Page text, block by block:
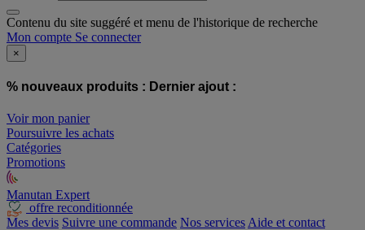
Contenu du site suggéré et menu de l'historique de recherche
Mon compte Se connecter
×
% nouveaux produits : Dernier ajout :
Voir mon panier
Poursuivre les achats
Catégories
Promotions
Manutan Expert
offre reconditionnée
Mes devis Suivre une commande Nos services Aide et contact